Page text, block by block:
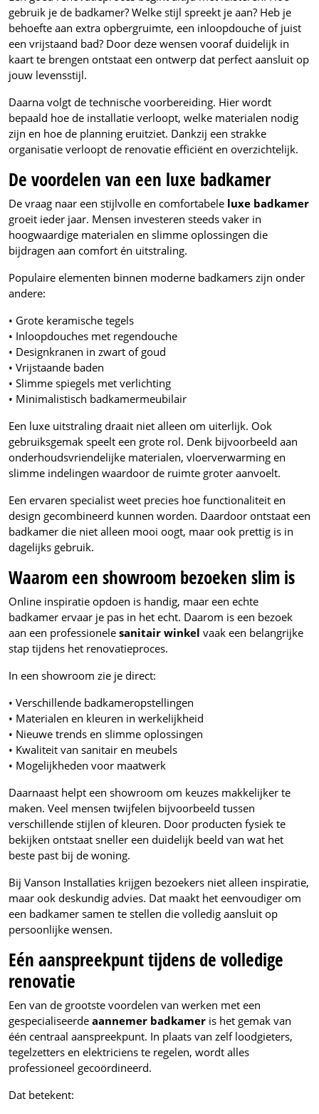
gebruik je de badkamer? Welke stijl spreekt je aan? Heb je
behoefte aan extra opbergruimte, een inloopdouche of juist
een vrijstaand bad? Door deze wensen vooraf duidelijk in
kaart te brengen ontstaat een ontwerp dat perfect aansluit op
jouw levensstijl.
Daarna volgt de technische voorbereiding. Hier wordt
bepaald hoe de installatie verloopt, welke materialen nodig
zijn en hoe de planning eruitziet. Dankzij een strakke
organisatie verloopt de renovatie efficiënt en overzichtelijk.
De voordelen van een luxe badkamer
De vraag naar een stijlvolle en comfortabele luxe badkamer
groeit ieder jaar. Mensen investeren steeds vaker in
hoogwaardige materialen en slimme oplossingen die
bijdragen aan comfort én uitstraling.
Populaire elementen binnen moderne badkamers zijn onder
andere:
• Grote keramische tegels
• Inloopdouches met regendouche
• Designkranen in zwart of goud
• Vrijstaande baden
• Slimme spiegels met verlichting
• Minimalistisch badkamermeubilair
Een luxe uitstraling draait niet alleen om uiterlijk. Ook
gebruiksgemak speelt een grote rol. Denk bijvoorbeeld aan
onderhoudsvriendelijke materialen, vloerverwarming en
slimme indelingen waardoor de ruimte groter aanvoelt.
Een ervaren specialist weet precies hoe functionaliteit en
design gecombineerd kunnen worden. Daardoor ontstaat een
badkamer die niet alleen mooi oogt, maar ook prettig is in
dagelijks gebruik.
Waarom een showroom bezoeken slim is
Online inspiratie opdoen is handig, maar een echte
badkamer ervaar je pas in het echt. Daarom is een bezoek
aan een professionele sanitair winkel vaak een belangrijke
stap tijdens het renovatieproces.
In een showroom zie je direct:
• Verschillende badkameropstellingen
• Materialen en kleuren in werkelijkheid
• Nieuwe trends en slimme oplossingen
• Kwaliteit van sanitair en meubels
• Mogelijkheden voor maatwerk
Daarnaast helpt een showroom om keuzes makkelijker te
maken. Veel mensen twijfelen bijvoorbeeld tussen
verschillende stijlen of kleuren. Door producten fysiek te
bekijken ontstaat sneller een duidelijk beeld van wat het
beste past bij de woning.
Bij Vanson Installaties krijgen bezoekers niet alleen inspiratie,
maar ook deskundig advies. Dat maakt het eenvoudiger om
een badkamer samen te stellen die volledig aansluit op
persoonlijke wensen.
Eén aanspreekpunt tijdens de volledige
renovatie
Een van de grootste voordelen van werken met een
gespecialiseerde aannemer badkamer is het gemak van
één centraal aanspreekpunt. In plaats van zelf loodgieters,
tegelzetters en elektriciens te regelen, wordt alles
professioneel gecoördineerd.
Dat betekent: